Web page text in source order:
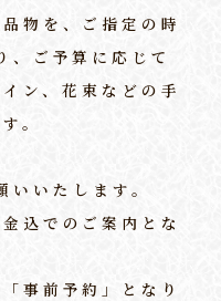
物を、ご指定の時
、ご予算に応じて
ン、花束などの手
。
いたします。
込でのご案内とな
事前予約」となり